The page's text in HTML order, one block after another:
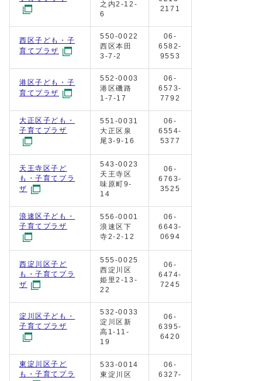
之内2-12-
6
2171
西区子ども・子
育てプラザ
550-0022
西区本田
3-7-2
06-
6582-
9553
港区子ども・子
育てプラザ
552-0003
港区磯路
1-7-17
06-
6573-
7792
大正区子ども・
子育てプラザ
551-0031
大正区泉
尾3-9-16
06-
6554-
5377
天王寺区子ど
も・子育てプラ
ザ
543-0023
天王寺区
味原町9-
14
06-
6763-
3525
浪速区子ども・
子育てプラザ
556-0001
浪速区下
寺2-2-12
06-
6643-
0694
西淀川区子ど
も・子育てプラ
ザ
555-0025
西淀川区
姫里2-13-
22
06-
6474-
7245
淀川区子ども・
子育てプラザ
532-0033
淀川区新
高1-11-
19
06-
6395-
6420
東淀川区子ど
も・子育てプラ
533-0014
東淀川区
06-
6327-